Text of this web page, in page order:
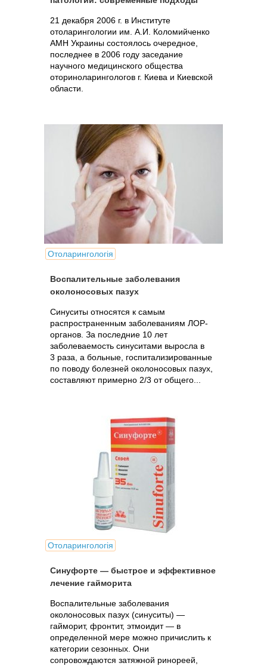
21 декабря 2006 г. в Институте
отоларингологии им. А.И. Коломийченко
АМН Украины состоялось очередное,
последнее в 2006 году заседание
научного медицинского общества
оториноларингологов г. Киева и Киевской
области.
Отоларингологія
Воспалительные заболевания
околоносовых пазух
Синуситы относятся к самым
распространенным заболеваниям ЛОР-
органов. За последние 10 лет
заболеваемость синуситами выросла в
3 раза, а больные, госпитализированные
по поводу болезней околоносовых пазух,
составляют примерно 2/3 от общего...
Отоларингологія
Синуфорте — быстрое и эффективное
лечение гайморита
Воспалительные заболевания
околоносовых пазух (синуситы) —
гайморит, фронтит, этмоидит — в
определенной мере можно причислить к
категории сезонных. Они
сопровождаются затяжной ринореей,